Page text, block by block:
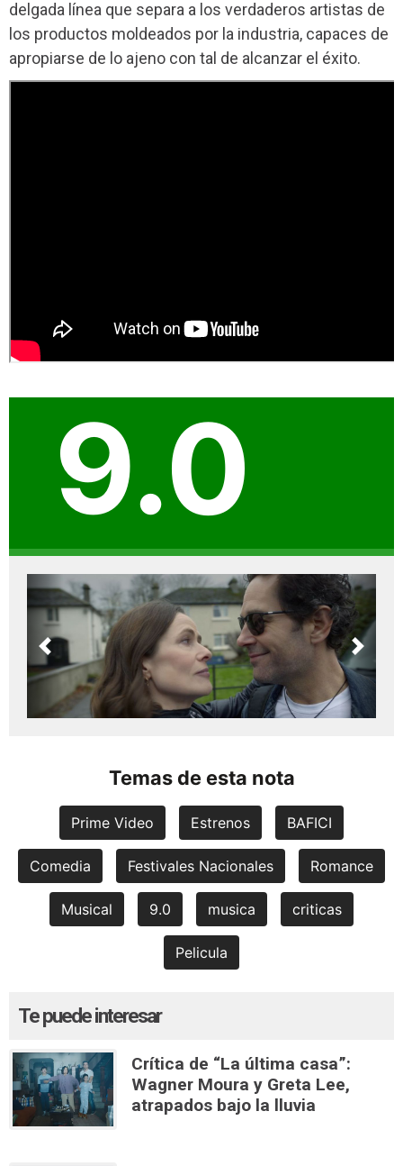
delgada línea que separa a los verdaderos artistas de
los productos moldeados por la industria, capaces de
apropiarse de lo ajeno con tal de alcanzar el éxito.
9.0
Previous Next
Temas de esta nota
Prime Video Estrenos BAFICI
Comedia Festivales Nacionales Romance
Musical 9.0 musica criticas
Pelicula
Te puede interesar
Crítica de “La última casa”:
Wagner Moura y Greta Lee,
atrapados bajo la lluvia